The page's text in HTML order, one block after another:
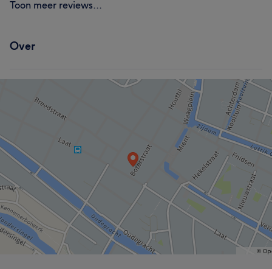
Toon meer reviews...
Over